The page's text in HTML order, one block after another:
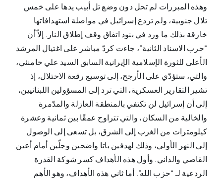
وهذه المبررات لم تحل دون وضع تل أبيب يدها على خمس
تلال جنوبية، ولم تردع إسرائيل في مواصلة استهدافاتها
خارقة بذلك ما ورد في بنود اتفاق وقف إطلاق النار. إلاّ أن
“حرب الاسناد الثانية”، جاءت كردّ مباشر على اغتيال المرشد
الأعلى للثورة الإسلامية الإيرانية السابق السيد علي خامنئي،
والتي، ستؤدّي على الأرجح، إلى توسيع رقعة الاحتلال، إذ
تشير التقارير العسكرية، التي ترد إلى المسؤولين اللبنانيين،
إلى أن إسرائيل لن تكتفي بالمنطقة العازلة والمدّمرة
والخالية من السكان، والتي تتراوح عمقًا بين ثمانية وعشرة
كيلومترات من الغرب إلى الشرق، بل تسعى إلى الوصول
إلى النهر الأولي، وذلك لهدفين باتا واضحين وجلّين أمام أعين
القاصي والداني. وأول هذه الأهداف كسر شوكة القدرة
الردعية لـ “حزب الله”. أما ثاني هذه الأهداف، وهو الأهم